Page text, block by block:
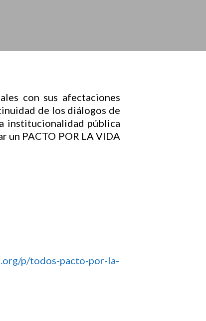
con sus afectaciones
de los diálogos de
institucionalidad pública
un PACTO POR LA VIDA
p/todos-pacto-por-la-